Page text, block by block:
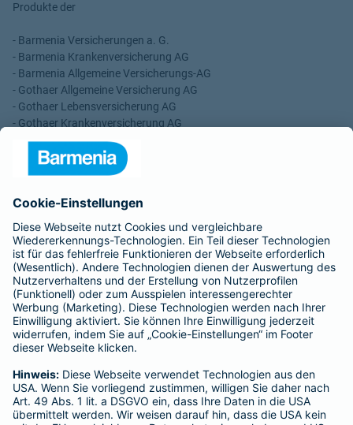
Produkte der
- Barmenia Versicherungen a. G.
- Barmenia Krankenversicherung AG
- Barmenia Allgemeine Versicherungs-AG
- Gothaer Allgemeine Versicherung AG
- Gothaer Lebensversicherung AG
- Gothaer Krankenversicherung AG
- ROLAND Rechtsschutz-Versicherungs-AG
- ROLAND Schutzbrief-Versicherung AG
Vergütungen, die in der zu entrichtenden Versicherungsprämie
enthalten sind.
Schlichtungsstellen
Für Lebens- und Sachversicherungen:
Verein Versicherungsombudsmann eV,
Postfach 080632, 10006 Berlin
Für private Krankenversicherungen:
Ombudsmann für private Kranken- / Pflege-Versicherungen,
Postfach 060222, 10052 Berlin